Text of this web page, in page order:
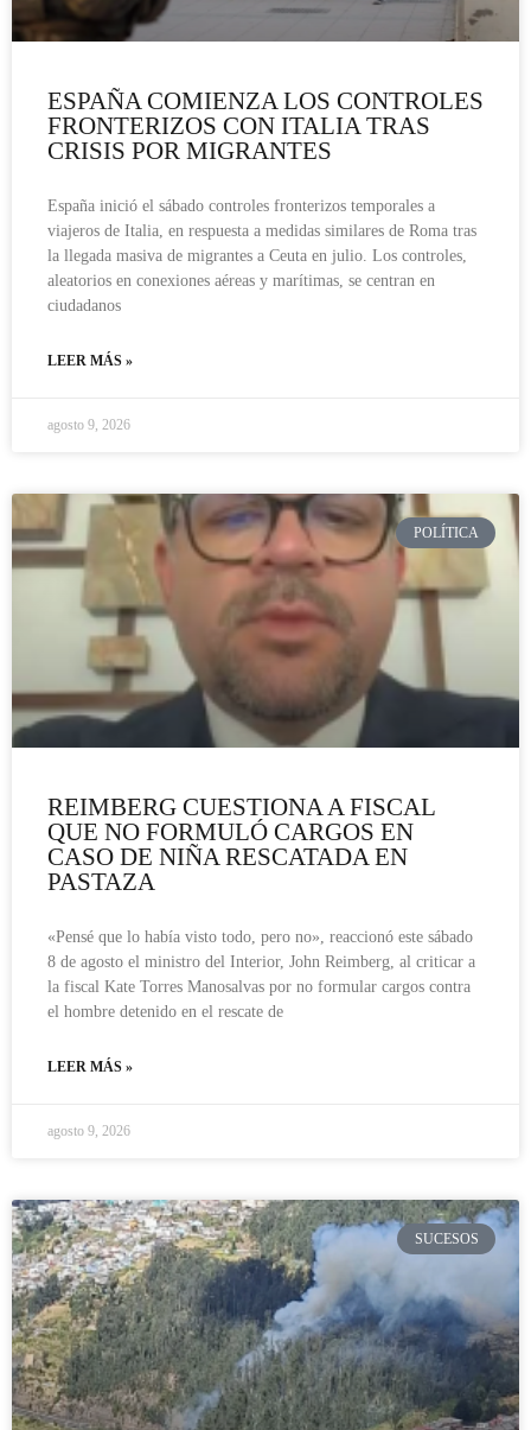
ESPAÑA COMIENZA LOS CONTROLES
FRONTERIZOS CON ITALIA TRAS
CRISIS POR MIGRANTES
España inició el sábado controles fronterizos temporales a
viajeros de Italia, en respuesta a medidas similares de Roma tras
la llegada masiva de migrantes a Ceuta en julio. Los controles,
aleatorios en conexiones aéreas y marítimas, se centran en
ciudadanos
LEER MÁS »
agosto 9, 2026
POLÍTICA
REIMBERG CUESTIONA A FISCAL
QUE NO FORMULÓ CARGOS EN
CASO DE NIÑA RESCATADA EN
PASTAZA
«Pensé que lo había visto todo, pero no», reaccionó este sábado
8 de agosto el ministro del Interior, John Reimberg, al criticar a
la fiscal Kate Torres Manosalvas por no formular cargos contra
el hombre detenido en el rescate de
LEER MÁS »
agosto 9, 2026
SUCESOS